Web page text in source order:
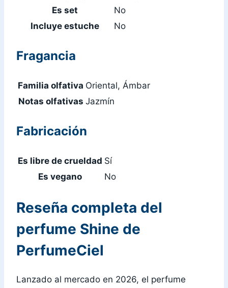
Es set
No
Incluye estuche
No
Fragancia
Familia olfativa Oriental, Ámbar
Notas olfativas Jazmín
Fabricación
Es libre de crueldad Sí
Es vegano
No
Reseña completa del
perfume Shine de
PerfumeCiel
Lanzado al mercado en 2026, el perfume